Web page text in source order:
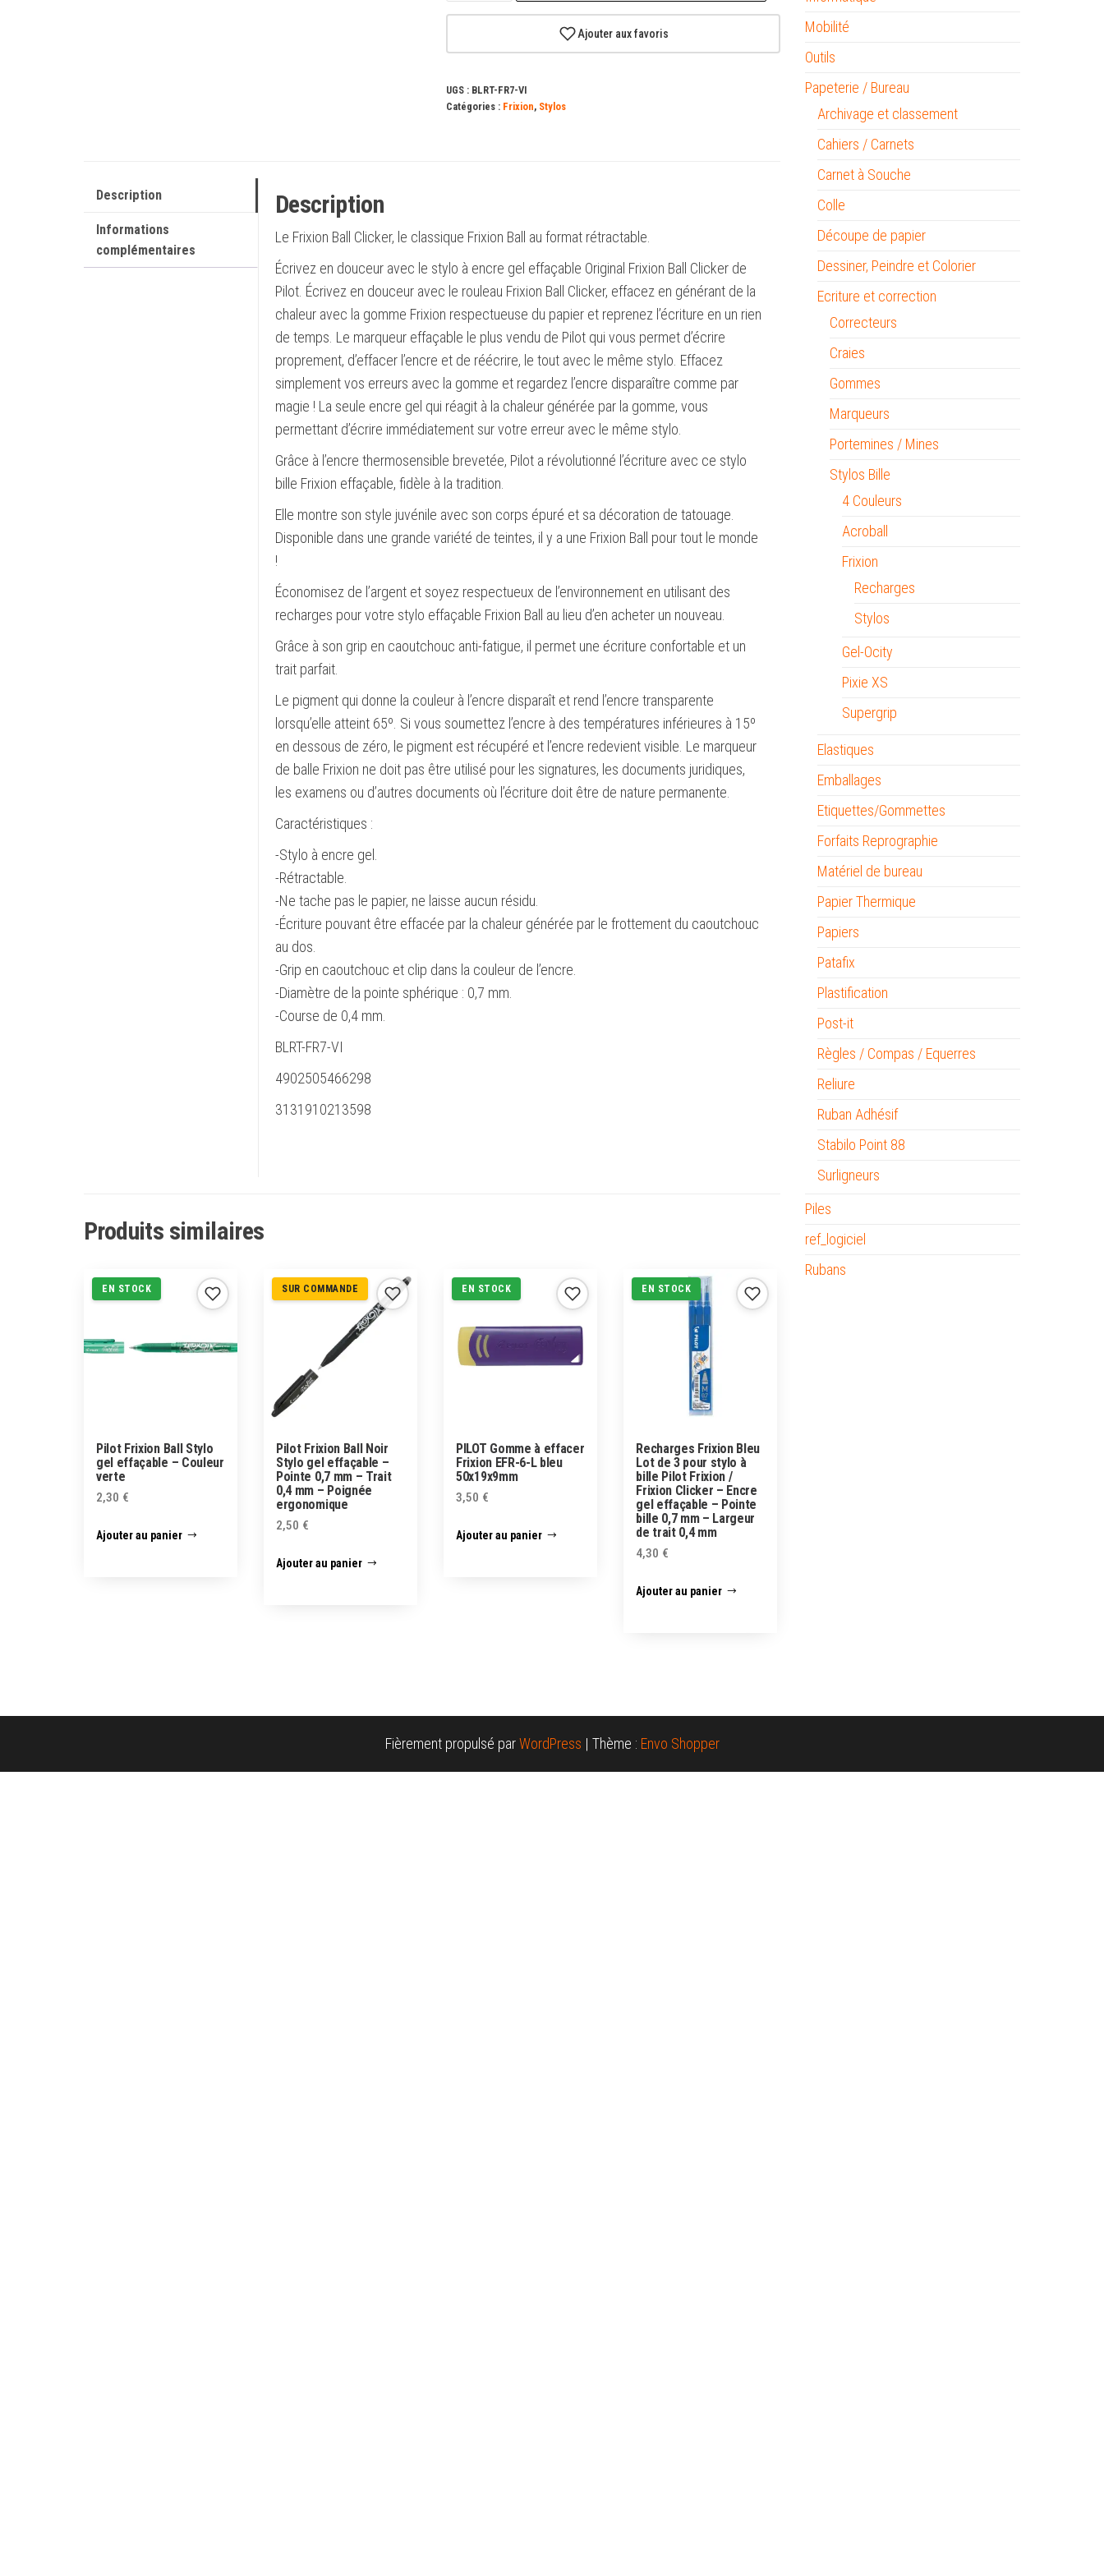
Clicker
gel
Ajouter aux favoris
UGS : BLRT-FR7-VI
Catégories : Frixion, Stylos
Description
Informations
complémentaires
Description
Le Frixion Ball Clicker, le classique Frixion Ball au format rétractable.
Écrivez en douceur avec le stylo à encre gel effaçable Original Frixion Ball Clicker de
Pilot. Écrivez en douceur avec le rouleau Frixion Ball Clicker, effacez en générant de la
chaleur avec la gomme Frixion respectueuse du papier et reprenez l’écriture en un rien
de temps. Le marqueur effaçable le plus vendu de Pilot qui vous permet d’écrire
proprement, d’effacer l’encre et de réécrire, le tout avec le même stylo. Effacez
simplement vos erreurs avec la gomme et regardez l’encre disparaître comme par
magie ! La seule encre gel qui réagit à la chaleur générée par la gomme, vous
permettant d’écrire immédiatement sur votre erreur avec le même stylo.
Grâce à l’encre thermosensible brevetée, Pilot a révolutionné l’écriture avec ce stylo
bille Frixion effaçable, fidèle à la tradition.
Elle montre son style juvénile avec son corps épuré et sa décoration de tatouage.
Disponible dans une grande variété de teintes, il y a une Frixion Ball pour tout le monde
!
Économisez de l’argent et soyez respectueux de l’environnement en utilisant des
recharges pour votre stylo effaçable Frixion Ball au lieu d’en acheter un nouveau.
Grâce à son grip en caoutchouc anti-fatigue, il permet une écriture confortable et un
trait parfait.
Le pigment qui donne la couleur à l’encre disparaît et rend l’encre transparente
lorsqu’elle atteint 65º. Si vous soumettez l’encre à des températures inférieures à 15º
en dessous de zéro, le pigment est récupéré et l’encre redevient visible. Le marqueur
de balle Frixion ne doit pas être utilisé pour les signatures, les documents juridiques,
les examens ou d’autres documents où l’écriture doit être de nature permanente.
Caractéristiques :
-Stylo à encre gel.
-Rétractable.
-Ne tache pas le papier, ne laisse aucun résidu.
-Écriture pouvant être effacée par la chaleur générée par le frottement du caoutchouc
au dos.
-Grip en caoutchouc et clip dans la couleur de l’encre.
-Diamètre de la pointe sphérique : 0,7 mm.
-Course de 0,4 mm.
BLRT-FR7-VI
4902505466298
3131910213598
Produits similaires
EN STOCK
Pilot Frixion Ball Stylo
gel effaçable – Couleur
verte
2,30 €
Ajouter au panier
SUR COMMANDE
Pilot Frixion Ball Noir
Stylo gel effaçable –
Pointe 0,7 mm – Trait
0,4 mm – Poignée
ergonomique
2,50 €
Ajouter au panier
EN STOCK
PILOT Gomme à effacer
Frixion EFR-6-L bleu
50x19x9mm
3,50 €
Ajouter au panier
EN STOCK
Recharges Frixion Bleu
Lot de 3 pour stylo à
bille Pilot Frixion /
Frixion Clicker – Encre
gel effaçable – Pointe
bille 0,7 mm – Largeur
de trait 0,4 mm
4,30 €
Ajouter au panier
Mobilité
Outils
Papeterie / Bureau
Archivage et classement
Cahiers / Carnets
Carnet à Souche
Colle
Découpe de papier
Dessiner, Peindre et Colorier
Ecriture et correction
Correcteurs
Craies
Gommes
Marqueurs
Portemines / Mines
Stylos Bille
4 Couleurs
Acroball
Frixion
Recharges
Stylos
Gel-Ocity
Pixie XS
Supergrip
Elastiques
Emballages
Etiquettes/Gommettes
Forfaits Reprographie
Matériel de bureau
Papier Thermique
Papiers
Patafix
Plastification
Post-it
Règles / Compas / Equerres
Reliure
Ruban Adhésif
Stabilo Point 88
Surligneurs
Piles
ref_logiciel
Rubans
Fièrement propulsé parWordPress | Thème : Envo Shopper